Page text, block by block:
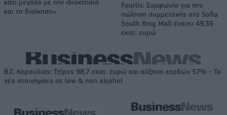
κάτι μεγάλο με την ιδιοκτησία
και τη διοίκηση»
Fourlis: Συμφωνία για την
πώληση συμμετοχής στο Sofia
South Ring Mall έναντι 49,35
εκατ. ευρώ
Β.Σ. Καρούλιας: Τζίρος 98,7 εκατ. ευρώ και αύξηση κερδών 57% - Τα
νέα στοιχήματα σε low & non alcohol